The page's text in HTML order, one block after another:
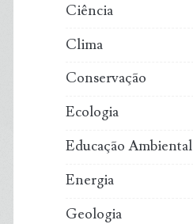
Ciência
Clima
Conservação
Ecologia
Educação Ambiental
Energia
Geologia